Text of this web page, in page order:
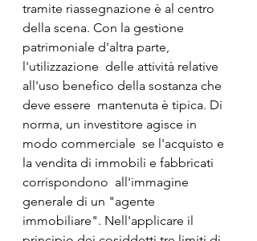
tramite riassegnazione è al centro
della scena. Con la gestione
patrimoniale d'altra parte,
l'utilizzazione  delle attività relative
all'uso benefico della sostanza che
deve essere  mantenuta è tipica. Di
norma, un investitore agisce in
modo commerciale  se l'acquisto e
la vendita di immobili e fabbricati
corrispondono  all'immagine
generale di un "agente
immobiliare". Nell'applicare il